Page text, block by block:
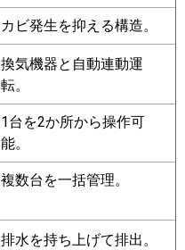
カビ発生を抑える構造。
換気機器と自動連動運
転。
1台を2か所から操作可
能。
複数台を一括管理。
排水を持ち上げて排出。